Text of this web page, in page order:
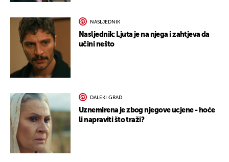
NASLJEDNIK
Nasljednik: Ljuta je na njega i zahtjeva da
učini nešto
DALEKI GRAD
Uznemirena je zbog njegove ucjene - hoće
li napraviti što traži?